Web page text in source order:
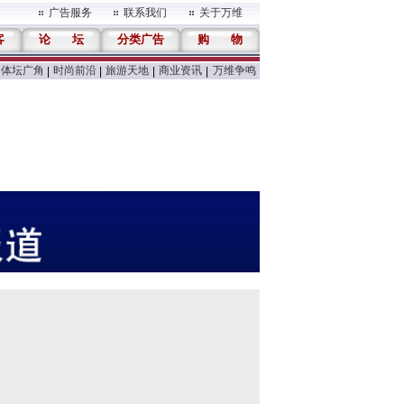
广告服务 联系我们 关于万维
论 坛 分类广告 购 物
体坛广角 时尚前沿 旅游天地 商业资讯 万维争鸣